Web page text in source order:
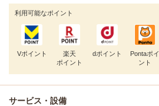
利用可能なポイント
Vポイント
楽天
ポイント
dポイント
Pontaポイ
ント
サービス・設備